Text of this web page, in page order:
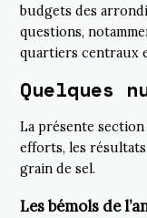
budgets des
questions,
quartiers centraux
Quelques
La présente
efforts, les
grain de sel.
Les bémols de